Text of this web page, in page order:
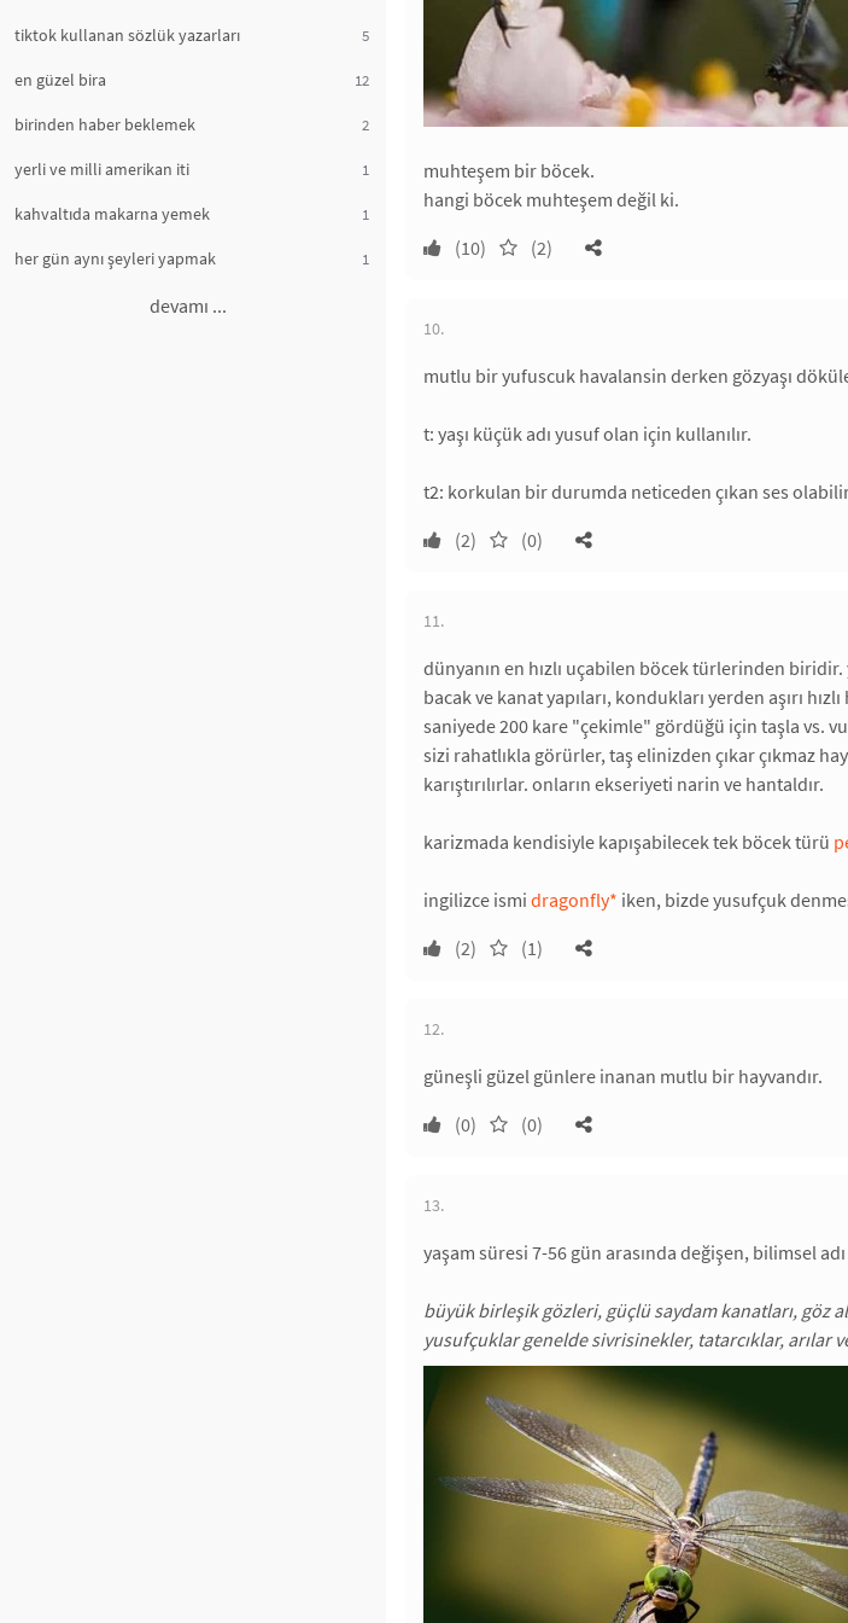
tiktok kullanan sözlük yazarları 5
en güzel bira 12
birinden haber beklemek 2
yerli ve milli amerikan iti 1
kahvaltıda makarna yemek 1
her gün aynı şeyleri yapmak 1
devamı ...
muhteşem bir böcek.
hangi böcek muhteşem değil ki.
(10)
(2)
10.
mutlu bir yufuscuk havalansin derken gözyaşı
t: yaşı küçük adı yusuf olan için kullanılır.
t2: korkulan bir durumda neticeden çıkan ses
(2)
(0)
11.
dünyanın en hızlı uçabilen böcek türlerinden
bacak ve kanat yapıları, kondukları yerden aşırı
saniyede 200 kare "çekimle" gördüğü için taşla vs.
sizi rahatlıkla görürler, taş elinizden çıkar çıkmaz
karıştırılırlar. onların ekseriyeti narin ve hantaldır.
karizmada kendisiyle kapışabilecek tek böcek türü
ingilizce ismi dragonfly* iken, bizde yusufçuk
(2)
(1)
12.
güneşli güzel günlere inanan mutlu bir hayvandır.
(0)
(0)
13.
yaşam süresi 7-56 gün arasında değişen, bilimsel adı
büyük birleşik gözleri, güçlü saydam kanatları, göz
yusufçuklar genelde sivrisinekler, tatarcıklar,